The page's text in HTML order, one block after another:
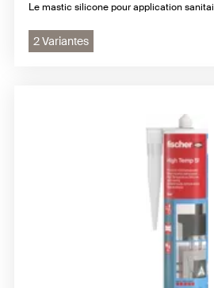
Le mastic silicone pour application
2 Variantes